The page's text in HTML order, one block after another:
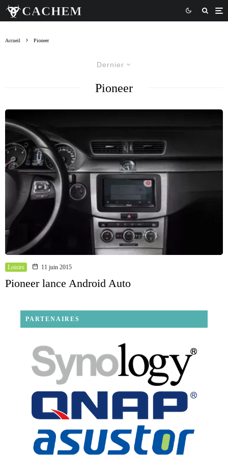
Accueil Pioneer
Dernier
Pioneer
Loisirs 11 juin 2015
Pioneer lance Android Auto
PARTENAIRES